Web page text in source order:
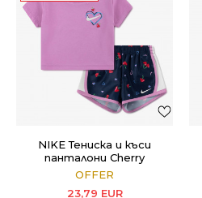
NIKE Тениска и къси
панталони Cherry
OFFER
23,79 EUR